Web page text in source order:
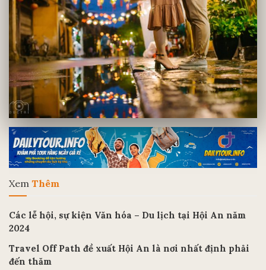
Xem Thêm
Các lễ hội, sự kiện Văn hóa – Du lịch tại Hội An năm
2024
Travel Off Path đề xuất Hội An là nơi nhất định phải
đến thăm